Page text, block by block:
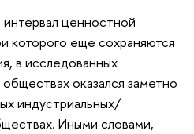
ценностной
которого еще сохраняются
в исследованных
оказался заметно
индустриальных/
Иными словами,